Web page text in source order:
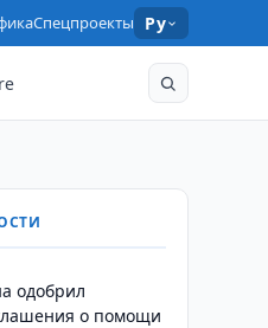
Спецпроекты Ру
одобрил
о помощи